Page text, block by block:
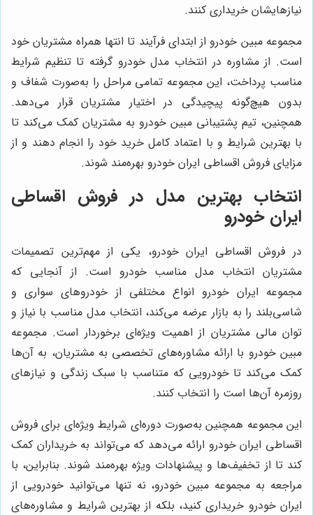
نیازهایشان خریداری کنند.
مجموعه مبین خودرو از ابتدای فرآیند تا انتها همراه مشتریان خود
است. از مشاوره در انتخاب مدل خودرو گرفته تا تنظیم شرایط
مناسب پرداخت، این مجموعه تمامی مراحل را به‌صورت شفاف و
بدون هیچ‌گونه پیچیدگی در اختیار مشتریان قرار می‌دهد.
همچنین، تیم پشتیبانی مبین خودرو به مشتریان کمک می‌کند تا
با بهترین شرایط و با اعتماد کامل خرید خود را انجام دهند و از
مزایای فروش اقساطی ایران خودرو بهره‌مند شوند.
انتخاب بهترین مدل در فروش اقساطی
ایران خودرو
در فروش اقساطی ایران خودرو، یکی از مهم‌ترین تصمیمات
مشتریان انتخاب مدل مناسب خودرو است. از آنجایی که
مجموعه ایران خودرو انواع مختلفی از خودروهای سواری و
شاسی‌بلند را به بازار عرضه می‌کند، انتخاب مدل مناسب با نیاز و
توان مالی مشتریان از اهمیت ویژه‌ای برخوردار است. مجموعه
مبین خودرو با ارائه مشاوره‌های تخصصی به مشتریان، به آن‌ها
کمک می‌کند تا خودرویی که متناسب با سبک زندگی و نیازهای
روزمره آن‌ها است را انتخاب کنند.
این مجموعه همچنین به‌صورت دوره‌ای شرایط ویژه‌ای برای فروش
اقساطی ایران خودرو ارائه می‌دهد که می‌تواند به خریداران کمک
کند تا از تخفیف‌ها و پیشنهادات ویژه بهره‌مند شوند. بنابراین، با
مراجعه به مجموعه مبین خودرو، نه تنها می‌توانید خودرویی از
ایران خودرو خریداری کنید، بلکه از بهترین شرایط و مشاوره‌های